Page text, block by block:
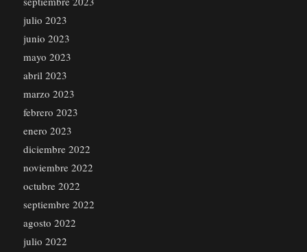
julio 2023
junio 2023
mayo 2023
abril 2023
marzo 2023
febrero 2023
enero 2023
diciembre 2022
noviembre 2022
octubre 2022
septiembre 2022
agosto 2022
julio 2022